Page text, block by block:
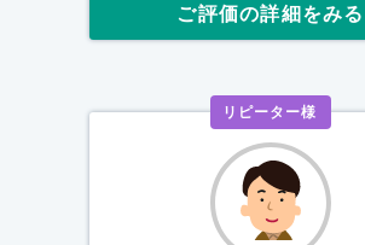
ご評価の詳細をみる
リピーター様